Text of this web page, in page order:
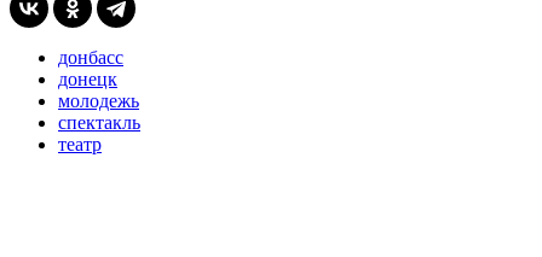
донбасс
донецк
молодежь
спектакль
театр